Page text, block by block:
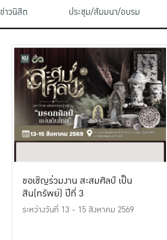
ข่าวนิสิต ประชุม/สัมมนา/อบรม
ขอเชิญร่วมงาน สะสมศิลป์ เป็น
สิน(ทรัพย์) ปีที่ 3
ระหว่างวันที่ 13 - 15 สิงหาคม 2569